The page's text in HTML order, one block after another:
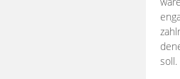
zahlr
soll.